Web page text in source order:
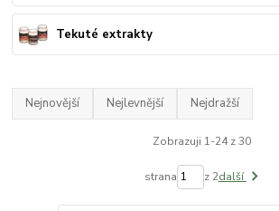
Tekuté extrakty
Nejnovější Nejlevnější Nejdražší
Zobrazuji 1-24 z 30
strana z 2další